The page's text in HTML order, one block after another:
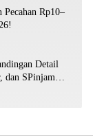
Rp10–
Detail
dan SPinjam